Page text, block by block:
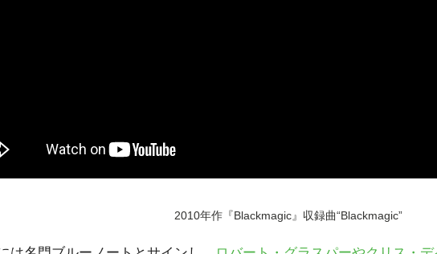
2010年作『Blackmagic』収録曲“Blackmagic”